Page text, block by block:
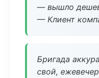
— вышло
— Клиент
Бригада
свой,